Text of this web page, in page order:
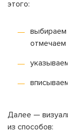
этого:
выбираем
отмечаем
Далее —
из способов: